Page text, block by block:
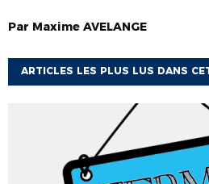
Par Maxime AVELANGE
ARTICLES LES PLUS LUS DANS